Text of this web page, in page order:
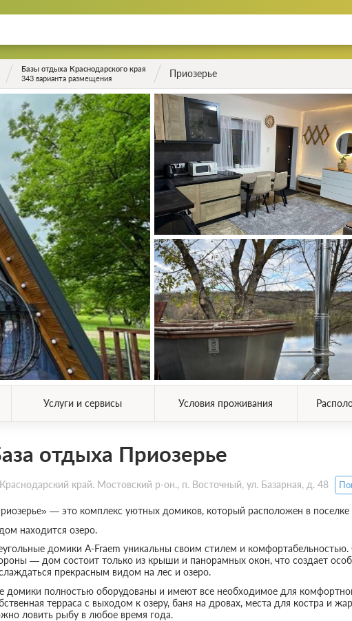
Базы отдыха Краснодарского края
343 варианта размещения
Приозерье
Услуги и сервисы Условия проживания
отдыха Приозерье
край. Мостовский р-он., п. Восточный, ул. Базарная, д. 48
— это комплекс уютных домиков, который расположен в
находится озеро.
домики A-Fraem уникальны своим стилем и
— дом состоит только из крыши и панорамных окон, что создает
прекрасным видом на лес и озеро.
домики полностью оборудованы и имеют все необходимое для
терраса с выходом к озеру, баня на дровах, места для костра и
ловить рыбу в любое время года.